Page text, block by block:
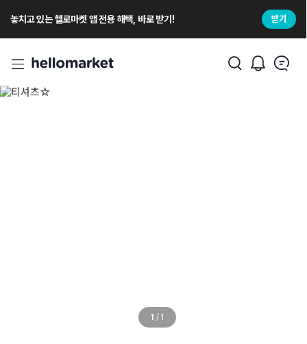
놓치고 있는 헬로마켓 앱 전용 해택, 바로 받기! 받기
1 / 1